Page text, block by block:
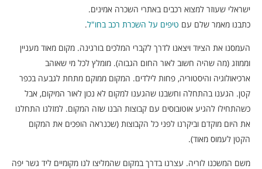
ישראלי שעוזר למצוא רכבים באתרי השכרה אמינים.
כתבנו מאמר שלם עם טיפים על השכרת רכב בחו"ל.
העמסנו את הציוד ויצאנו לדרך לקברי המלכים בורגינה. מקום מאוד מעניין
וממוזג (מה שהיה חשוב לאור החום הגבוה). מומלץ לכל מי שאוהב
ארכיאולוגיה והיסטוריה, פחות לילדים. המקום ממוקם מתחת לגבעה בכפר
קטן. הגענו בהתחלה וחשבנו שהגענו למקום לא נכון לאור המיקום, אבל
כשהתחילו להגיע אוטובוסים עם קבוצות הבנו שזה המקום. למזלנו התחלנו
את היום מוקדם וביקרנו לפני כל הקבוצות (שכנראה הופכים את המקום
הקטן לעמוס מאוד).
משם המשכנו לוריה. עצרנו בדרך במקום שהמליצו לנו מקומיים ליד גשר יפה